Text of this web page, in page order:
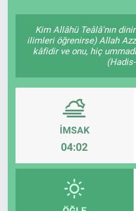
Kim Allâhü Teâlâ'nın
ilimleri öğrenirse) Allah
kâfidir ve onu, hiç
İMSAK
04:02
SPOR
ASAYİŞ